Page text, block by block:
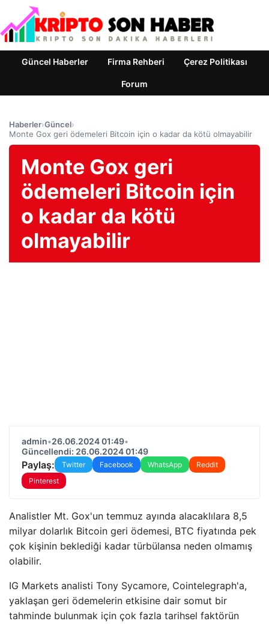
Güncel Haberler Firma Rehberi Çerez Politikası
Forum
Haberler›Güncel›
Monte Gox geri ödemeleri Bitcoin için o kadar da kötü olmayabilir
Monte Gox geri
ödemeleri Bitcoin için
o kadar da kötü
olmayabilir
admin•26.06.2024 01:49•
Güncellendi: 26.06.2024 01:49
Paylaş: Twitter Facebook WhatsApp
Reddit
Pinterest
Analistler Mt. Gox'un temmuz ayında alacaklılara 8,5
milyar dolarlık Bitcoin geri ödemesi, BTC fiyatında pek
çok kişinin beklediği kadar türbülansa neden olmamış
olabilir.
IG Markets analisti Tony Sycamore, Cointelegraph'a,
yaklaşan geri ödemelerin etkisine dair somut bir
tahminde bulunmak için çok fazla tarihsel faktörün